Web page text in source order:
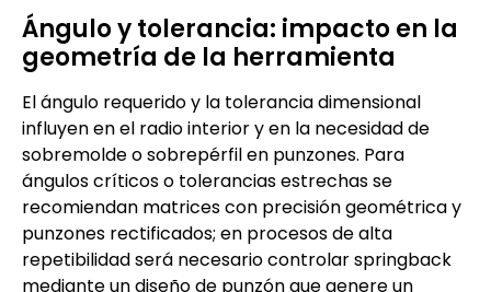
Ángulo y tolerancia: impacto en la
geometría de la herramienta
El ángulo requerido y la tolerancia dimensional
influyen en el radio interior y en la necesidad de
sobremolde o sobrepérfil en punzones. Para
ángulos críticos o tolerancias estrechas se
recomiendan matrices con precisión geométrica y
punzones rectificados; en procesos de alta
repetibilidad será necesario controlar springback
mediante un diseño de punzón que genere un